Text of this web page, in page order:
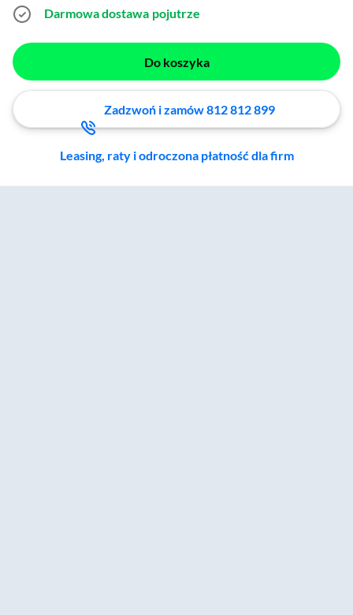
Darmowa dostawa pojutrze
Do koszyka
Zadzwoń i zamów 812 812 899
Leasing, raty i odroczona płatność dla firm